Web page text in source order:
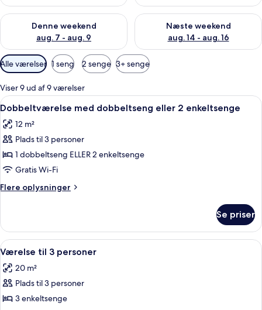
Denne weekend
aug. 7 - aug. 9
Tjek tilgængelighed for denne weekend aug. 7 - aug. 9
Næste weekend
aug. 14 - aug. 16
Tjek tilgængelighed for næste
Tilgængelige
filtre
for
værelser
Alle værelser 1 seng 2 senge 3+ senge
Viser 9 ud af 9 værelser
Indlæs
alle
billeder
af
Dobbeltværelse
med
dobbeltseng
eller
enkeltsenge
En pænt redt seng med hvide og
5
Dobbeltværelse med dobbeltseng eller 2 enkeltsenge
12 m²
Plads til 3 personer
1 dobbeltseng ELLER 2 enkeltsenge
Gratis Wi-Fi
Flere oplysninger
Flere
med
dobbeltseng
eller
enkeltsenge
Se priser
Indlæs
alle
billeder
af
Værelse
Et hotelværelse med to
5
Værelse til 3 personer
20 m²
Plads til 3 personer
3 enkeltsenge